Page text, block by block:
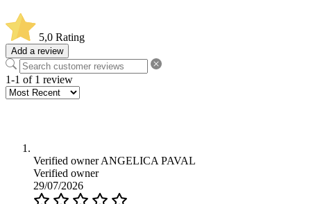
5,0 Rating
Add a review
1-1 of 1 review
Verified ownerANGELICA PAVAL
Verified owner
29/07/2026